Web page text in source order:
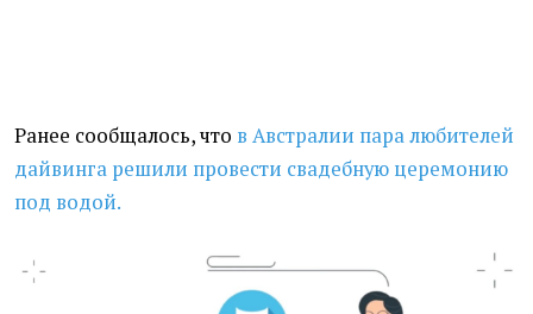
Ранее сообщалось, что в Австралии пара любителей
дайвинга решили провести свадебную церемонию
под водой.